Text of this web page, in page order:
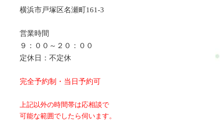
横浜市戸塚区名瀬町161-3
営業時間
９：００～２０：００
定休日：不定休
完全予約制・当日予約可
上記以外の時間帯は応相談で
可能な範囲でしたら伺います。